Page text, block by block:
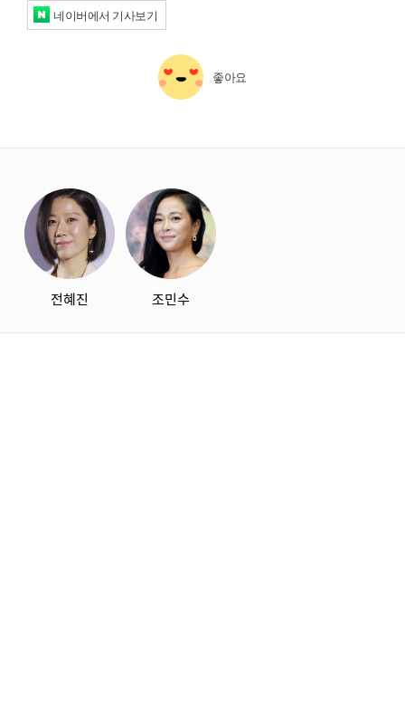
네이버에서 기사보기
좋아요
전혜진 조민수